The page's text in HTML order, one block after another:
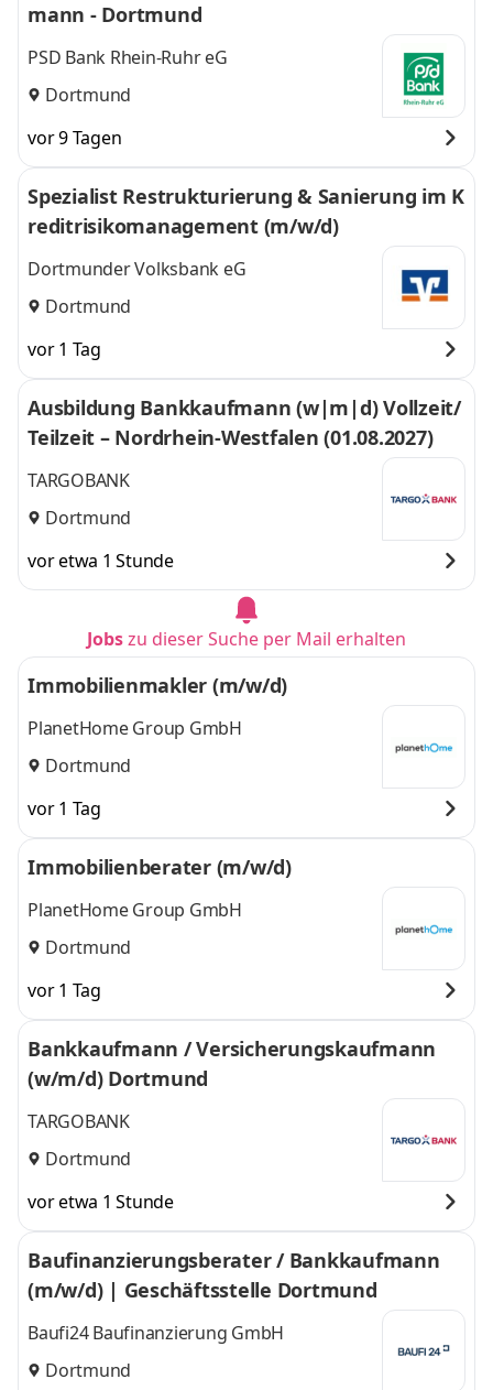
mann - Dortmund
PSD Bank Rhein-Ruhr eG
Dortmund
vor 9 Tagen
Spezialist Restrukturierung & Sanierung im K
reditrisikomanagement (m/w/d)
Dortmunder Volksbank eG
Dortmund
vor 1 Tag
Ausbildung Bankkaufmann (w|m|d) Vollzeit/
Teilzeit – Nordrhein-Westfalen (01.08.2027)
TARGOBANK
Dortmund
vor etwa 1 Stunde
Jobszu dieser Suche per Mail erhalten
Immobilienmakler (m/w/d)
PlanetHome Group GmbH
Dortmund
vor 1 Tag
Immobilienberater (m/w/d)
PlanetHome Group GmbH
Dortmund
vor 1 Tag
Bankkaufmann / Versicherungskaufmann
(w/m/d) Dortmund
TARGOBANK
Dortmund
vor etwa 1 Stunde
Baufinanzierungsberater / Bankkaufmann
(m/w/d) | Geschäftsstelle Dortmund
Baufi24 Baufinanzierung GmbH
Dortmund